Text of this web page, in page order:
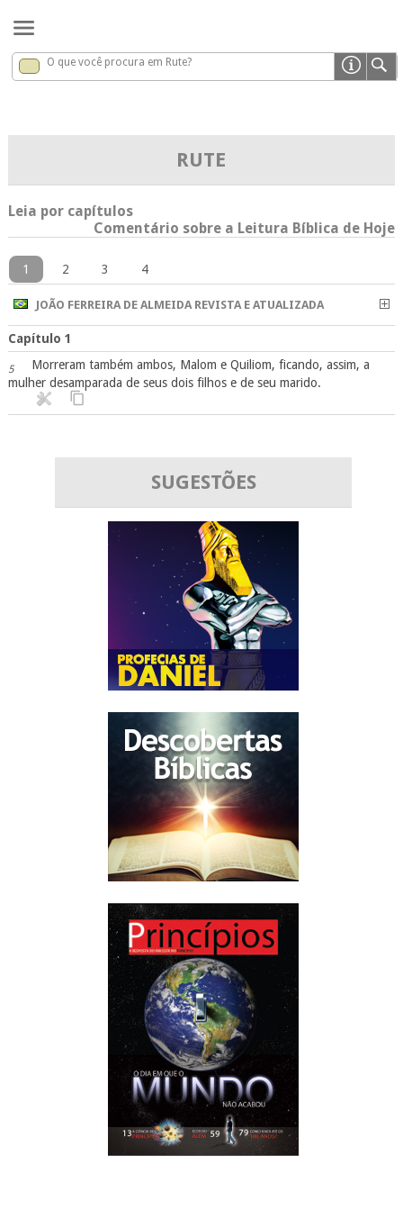
Rute x
O que você procura em Rute?
RUTE
Leia por capítulos
Comentário sobre a Leitura Bíblica de Hoje
1 2 3 4
JOÃO FERREIRA DE ALMEIDA REVISTA E ATUALIZADA
Capítulo 1
5
Morreram também ambos, Malom e Quiliom, ficando, assim, a
mulher desamparada de seus dois filhos e de seu marido.
SUGESTÕES